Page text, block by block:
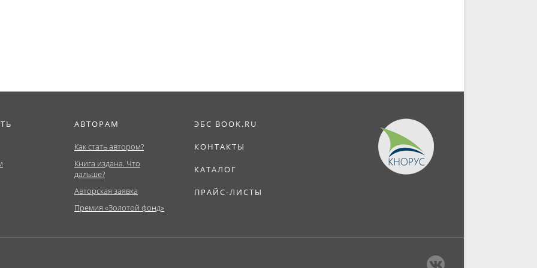
АВТОРАМ
Как стать автором?
Книга издана. Что
дальше?
Авторская заявка
Премия «Золотой фонд»
ЭБС BOOK.RU
КОНТАКТЫ
КАТАЛОГ
ПРАЙС-ЛИСТЫ